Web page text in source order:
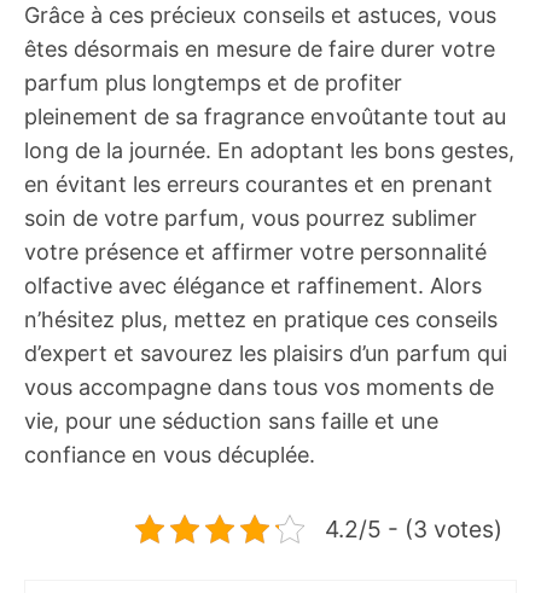
Grâce à ces précieux conseils et astuces, vous
êtes désormais en mesure de faire durer votre
parfum plus longtemps et de profiter
pleinement de sa fragrance envoûtante tout au
long de la journée. En adoptant les bons gestes,
en évitant les erreurs courantes et en prenant
soin de votre parfum, vous pourrez sublimer
votre présence et affirmer votre personnalité
olfactive avec élégance et raffinement. Alors
n’hésitez plus, mettez en pratique ces conseils
d’expert et savourez les plaisirs d’un parfum qui
vous accompagne dans tous vos moments de
vie, pour une séduction sans faille et une
confiance en vous décuplée.
4.2/5 - (3 votes)